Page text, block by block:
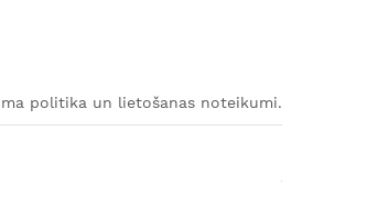
politika un lietošanas noteikumi.